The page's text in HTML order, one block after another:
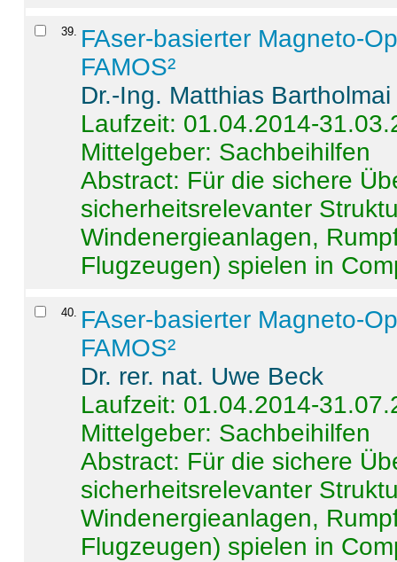
39. FAser-basierter Magneto-
FAMOS²
Dr.-Ing. Matthias Bartholmai
Laufzeit: 01.04.2014-
Mittelgeber: Sachbeihilfen
Abstract: Für die sichere
sicherheitsrelevanter
Windenergieanlagen,
Flugzeugen) spielen in
40. FAser-basierter Magneto-
FAMOS²
Dr. rer. nat. Uwe Beck
Laufzeit: 01.04.2014-
Mittelgeber: Sachbeihilfen
Abstract: Für die sichere
sicherheitsrelevanter
Windenergieanlagen,
Flugzeugen) spielen in